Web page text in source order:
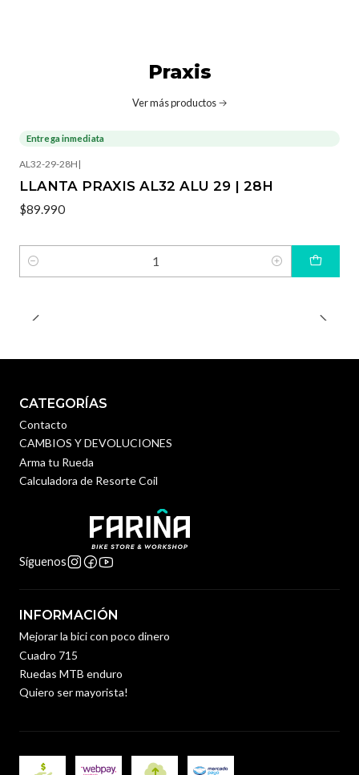
Praxis
Ver más productos
Entrega inmediata
AL32-29-28H |
LLANTA PRAXIS AL32 ALU 29 | 28H
$89.990
Cantidad
CATEGORÍAS
Contacto
CAMBIOS Y DEVOLUCIONES
Arma tu Rueda
Calculadora de Resorte Coil
Síguenos
INFORMACIÓN
Mejorar la bici con poco dinero
Cuadro 715
Ruedas MTB enduro
Quiero ser mayorista!